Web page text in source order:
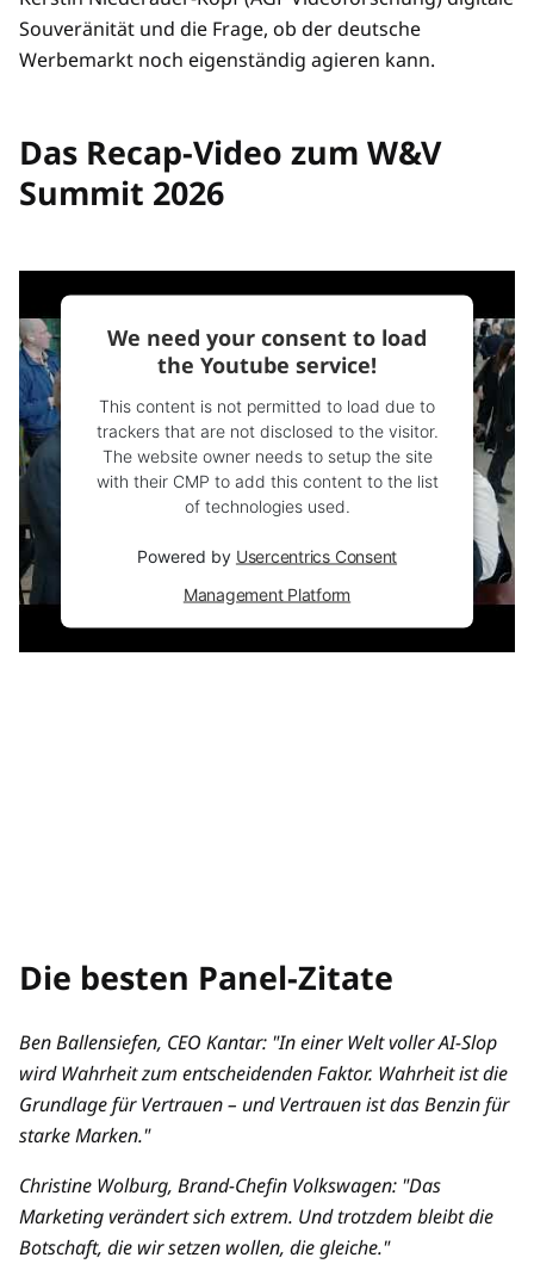
Souveränität und die Frage, ob der deutsche
Werbemarkt noch eigenständig agieren kann.
Das Recap-Video zum W&V
Summit 2026
We need your consent to load
the Youtube service!
This content is not permitted to load due to
trackers that are not disclosed to the visitor.
The website owner needs to setup the site
with their CMP to add this content to the list
of technologies used.
Powered by Usercentrics Consent
Management Platform
Die besten Panel-Zitate
Ben Ballensiefen, CEO Kantar: "In einer Welt voller AI-Slop
wird Wahrheit zum entscheidenden Faktor. Wahrheit ist die
Grundlage für Vertrauen – und Vertrauen ist das Benzin für
starke Marken."
Christine Wolburg, Brand-Chefin Volkswagen: "Das
Marketing verändert sich extrem. Und trotzdem bleibt die
Botschaft, die wir setzen wollen, die gleiche."